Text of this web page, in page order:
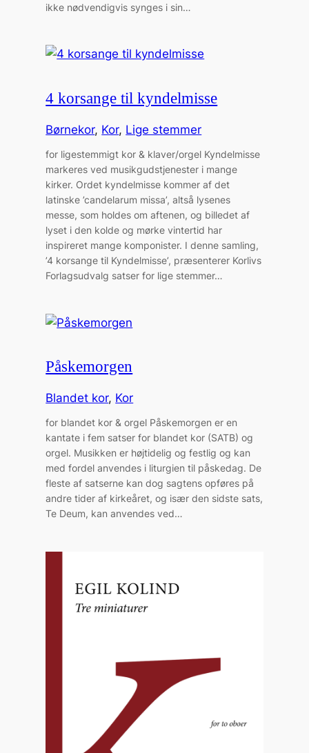
ikke nødvendigvis synges i sin…
4 korsange til kyndelmisse
Børnekor, Kor, Lige stemmer
for ligestemmigt kor & klaver/orgel Kyndelmisse
markeres ved musikgudstjenester i mange
kirker. Ordet kyndelmisse kommer af det
latinske ’candelarum missa’, altså lysenes
messe, som holdes om aftenen, og billedet af
lyset i den kolde og mørke vintertid har
inspireret mange komponister. I denne samling,
’4 korsange til Kyndelmisse’, præsenterer Korlivs
Forlagsudvalg satser for lige stemmer…
Påskemorgen
Blandet kor, Kor
for blandet kor & orgel Påskemorgen er en
kantate i fem satser for blandet kor (SATB) og
orgel. Musikken er højtidelig og festlig og kan
med fordel anvendes i liturgien til påskedag. De
fleste af satserne kan dog sagtens opføres på
andre tider af kirkeåret, og især den sidste sats,
Te Deum, kan anvendes ved…